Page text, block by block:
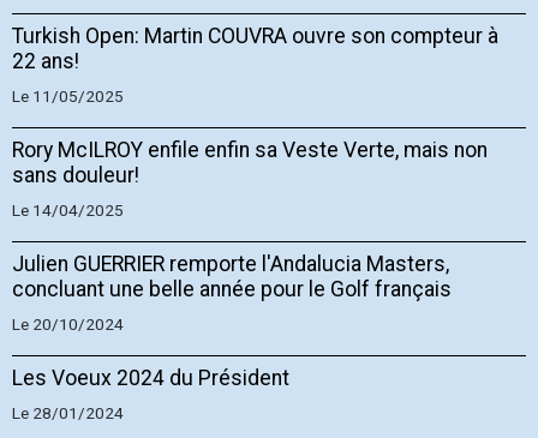
Turkish Open: Martin COUVRA ouvre son compteur à
22 ans!
Le 11/05/2025
Rory McILROY enfile enfin sa Veste Verte, mais non
sans douleur!
Le 14/04/2025
Julien GUERRIER remporte l'Andalucia Masters,
concluant une belle année pour le Golf français
Le 20/10/2024
Les Voeux 2024 du Président
Le 28/01/2024